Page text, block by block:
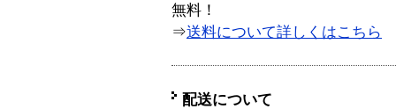
無料！
⇒送料について詳しくはこちら
配送について